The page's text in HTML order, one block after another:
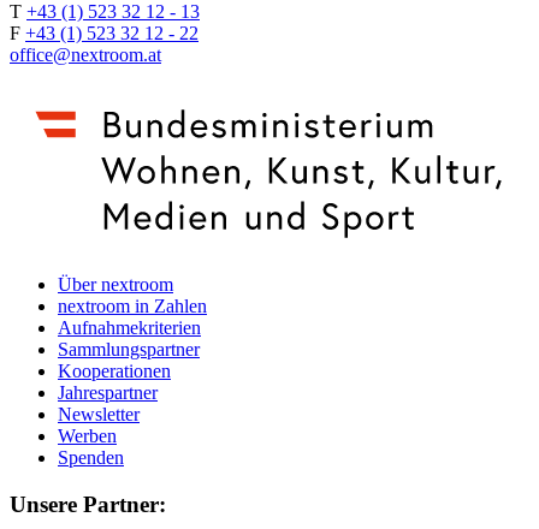
T +43 (1) 523 32 12 - 13
F +43 (1) 523 32 12 - 22
office@nextroom.at
Über nextroom
nextroom in Zahlen
Aufnahmekriterien
Sammlungspartner
Kooperationen
Jahrespartner
Newsletter
Werben
Spenden
Unsere Partner: